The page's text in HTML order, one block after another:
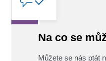
Na co se
Můžete se nás ptát